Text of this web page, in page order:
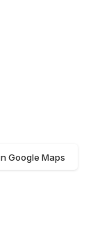
Google Maps